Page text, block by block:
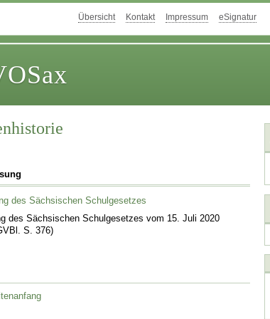
Übersicht Kontakt Impressum eSignatur
des Sächsischen Schulgesetzes
des Sächsischen Schulgesetzes vom 15. Juli 2020
S. 376)